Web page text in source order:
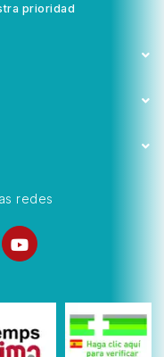
prioridad
redes